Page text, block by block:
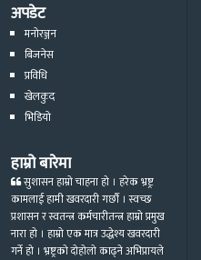
अपडेट
मनोरञ्जन
बिजनेस
प्रविधि
खेलकुद
भिडियो
हाम्रो बारेमा
सुशासन हाम्रो चाहना हो । हरेक भ्रष्ट्र
कामलाई हामी खवरदारी गर्छौ । स्वच्छ
प्रशासन र स्वतन्त्र कर्मचारीतन्त्र हाम्रो प्रमुख
नारा हो । हाम्रो एक मात्र उद्धेश्य खवरदारी
गर्ने हो । भ्रष्ट्रको दोहोलो काढ्ने अभिप्रायले